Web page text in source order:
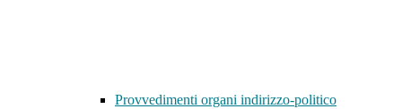
Provvedimenti organi indirizzo-politico